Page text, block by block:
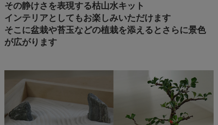
その静けさを表現する枯山水キット
インテリアとしてもお楽しみいただけます
そこに盆栽や苔玉などの植栽を添えるとさらに景色
が広がります